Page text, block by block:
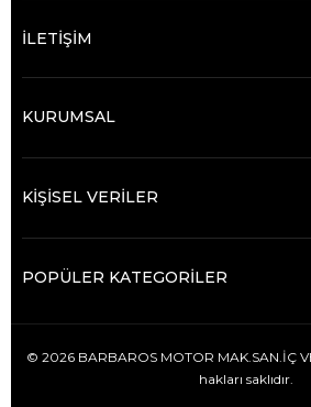
İLETİŞİM
KURUMSAL
KİŞİSEL VERİLER
POPÜLER KATEGORİLER
© 2026 BARBAROS MOTOR MAK.SAN.İÇ
hakları saklıdır.